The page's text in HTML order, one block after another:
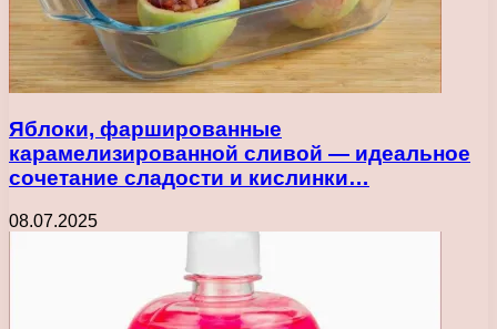
Яблоки, фаршированные
карамелизированной сливой — идеальное
сочетание сладости и кислинки…
08.07.2025